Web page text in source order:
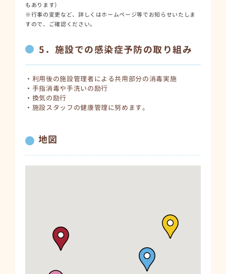
もあります）
※行事の変更など、詳しくはホームページ等でお知らせいたしま
すので、ご確認ください。
5．施設での感染症予防の取り組み
・利用後の施設管理者による共用部分の消毒実施
・手指消毒や手洗いの励行
・換気の励行
・施設スタッフの健康管理に努めます。
地図